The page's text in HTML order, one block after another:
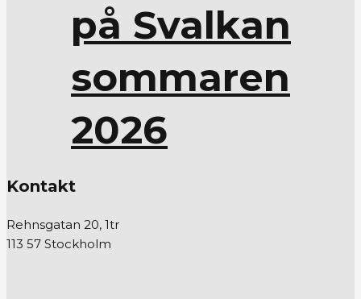
på Svalkan
sommaren
2026
Kontakt
Rehnsgatan 20, 1tr
113 57 Stockholm